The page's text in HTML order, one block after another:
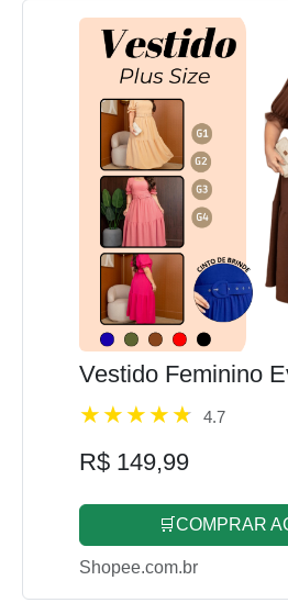
Vestido Feminino
4.7
R$ 149,99
🛒COMPRAR
Shopee.com.br